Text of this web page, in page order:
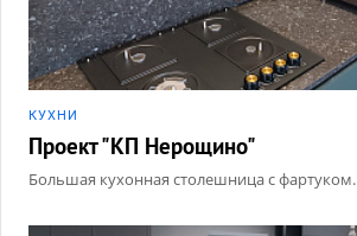
КУХНИ
Проект "КП Нерощино"
Большая кухонная столешница с фартуком.